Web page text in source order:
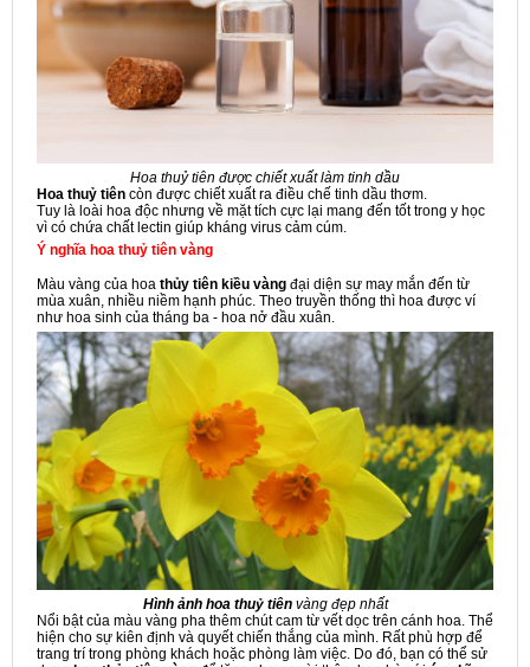
Hoa thuỷ tiên được chiết xuất làm tinh dầu
Hoa thuỷ tiên còn được chiết xuất ra điều chế tinh dầu thơm.
Tuy là loài hoa độc nhưng về mặt tích cực lại mang đến tốt trong y học
vì có chứa chất lectin giúp kháng virus cảm cúm.
Ý nghĩa hoa thuỷ tiên vàng
Màu vàng của hoa thủy tiên kiều vàng đại diện sự may mắn đến từ
mùa xuân, nhiều niềm hạnh phúc. Theo truyền thống thì hoa được ví
như hoa sinh của tháng ba - hoa nở đầu xuân.
Hình ảnh hoa thuỷ tiênvàng đẹp nhất
Nổi bật của màu vàng pha thêm chút cam từ vết dọc trên cánh hoa. Thể
hiện cho sự kiên định và quyết chiến thắng của mình. Rất phù hợp để
trang trí trong phòng khách hoặc phòng làm việc. Do đó, bạn có thể sử